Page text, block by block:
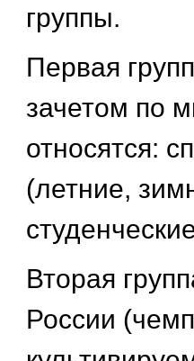
группы.
Первая
зачетом по
относятся:
(летние,
Вторая
России